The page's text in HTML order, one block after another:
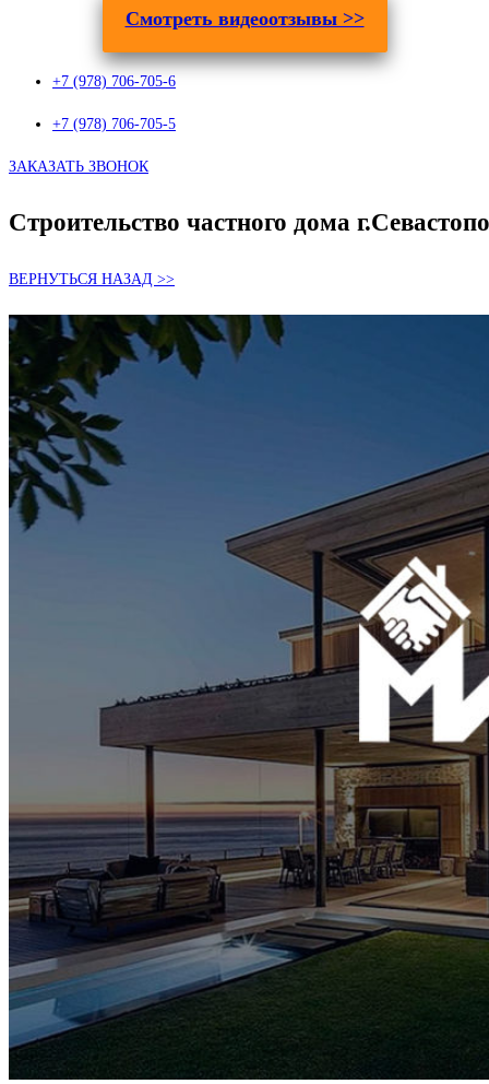
Смотреть видеоотзывы >>
+7 (978) 706-705-6
+7 (978) 706-705-5
ЗАКАЗАТЬ ЗВОНОК
Строительство частного дома
ВЕРНУТЬСЯ НАЗАД >>